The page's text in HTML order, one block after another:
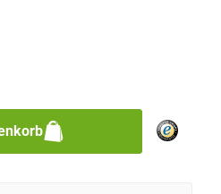
den gewünschten